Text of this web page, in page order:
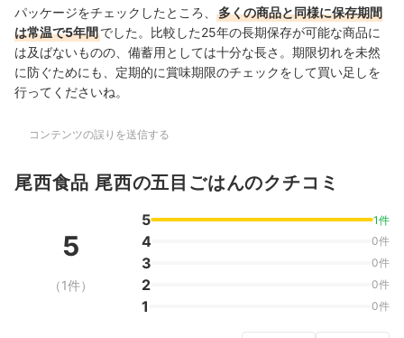
パッケージをチェックしたところ、
多くの商品と同様に保存期間
は常温で5年間でした。 比較した25年の長期保存が可能な商品に
は及ばないものの、備蓄用としては十分な長さ。期限切れを未然
に防ぐためにも、定期的に賞味期限のチェックをして買い足しを
行ってくださいね。
コンテンツの誤りを送信する
尾西食品 尾西の五目ごはんのクチコミ
5
（1件）
5 1件
4 0件
3 0件
2 0件
1 0件